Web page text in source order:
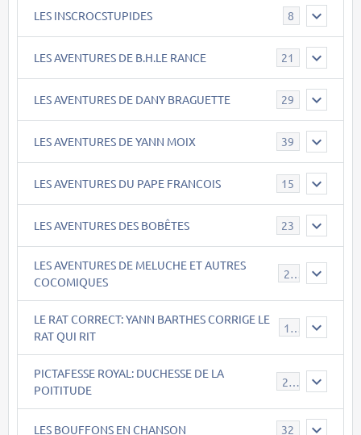
LES INSCROCSTUPIDES 8
LES AVENTURES DE B.H.LE RANCE 21
LES AVENTURES DE DANY BRAGUETTE 29
LES AVENTURES DE YANN MOIX 39
LES AVENTURES DU PAPE FRANCOIS 15
LES AVENTURES DES BOBÊTES 23
LES AVENTURES DE MELUCHE ET AUTRES
COCOMIQUES
22
LE RAT CORRECT: YANN BARTHES CORRIGE LE
RAT QUI RIT
15
PICTAFESSE ROYAL: DUCHESSE DE LA
POITITUDE
23
LES BOUFFONS EN CHANSON 32